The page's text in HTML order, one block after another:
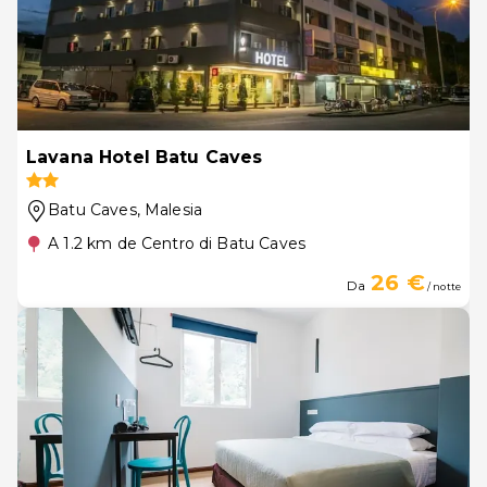
Lavana Hotel Batu Caves
Batu Caves, Malesia
A 1.2 km de Centro di Batu Caves
Da 26 €/ notte